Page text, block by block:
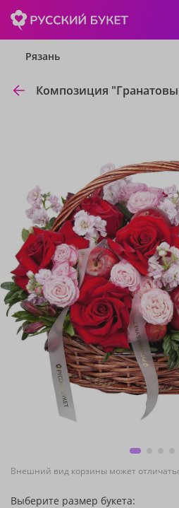
Рязань
Композиция
Внешний вид корзины может
Выберите размер букета: